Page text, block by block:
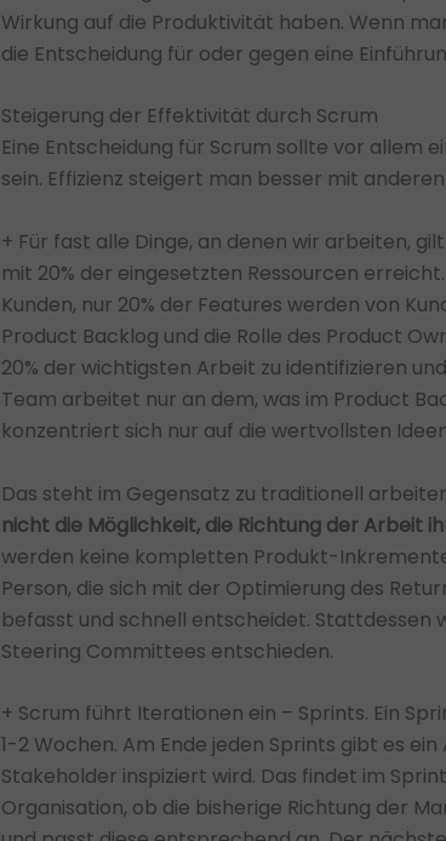
Wirkung auf die Produktivität haben. Wenn
die Entscheidung für oder gegen eine
Steigerung der Effektivität durch Scrum
Eine Entscheidung für Scrum sollte vor allem
sein. Effizienz steigert man besser mit
+ Für fast alle Dinge, an denen wir arbeiten,
mit 20% der eingesetzten Ressourcen
Kunden, nur 20% der Features werden von
Product Backlog und die Rolle des Product
20% der wichtigsten Arbeit zu identifizieren
Team arbeitet nur an dem, was im Product
konzentriert sich nur auf die wertvollsten
Das steht im Gegensatz zu traditionell
nicht die Möglichkeit, die Richtung der Arbeit
werden keine kompletten Produkt-
Person, die sich mit der Optimierung des
befasst und schnell entscheidet. Stattdessen
Steering Committees entschieden.
+ Scrum führt Iterationen ein – Sprints. Ein
1-2 Wochen. Am Ende jeden Sprints gibt es
Stakeholder inspiziert wird. Das findet im
Organisation, ob die bisherige Richtung der